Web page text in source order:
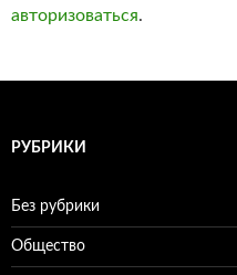
авторизоваться.
РУБРИКИ
Без рубрики
Общество